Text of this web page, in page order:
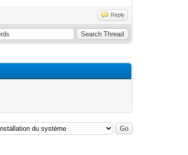
Reply